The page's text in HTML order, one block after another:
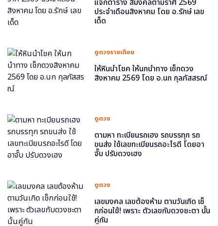
แจกตาราง สีมงคลตามราศี 2569
ประจำเดือนสิงหาคม โดย อ.รักษ์ เลข
เด็ด
ดูดวงรายเดือน
ให้หินนำโชค ให้นกนำทาง เช็กดวง
สิงหาคม 2569 โดย อ.นก กุลภัสสรณ์
ดูดวง
ตามหา ทะเบียนรถเฮง รถบรรทุก รถ
ขนส่ง ใช้เลขทะเบียนรถอะไรดี โดยอา
จั๊บ ปรับดวงเฮง
ดูดวง
เลขมงคล เลขต้องห้าม ตามวันเกิด เช็
กก่อนใช้! เพราะ ตัวเลขกับดวงชะตา นั้น
คู่กัน